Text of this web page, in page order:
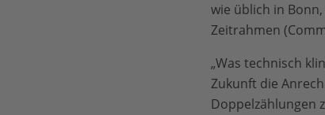
wie üblich in
Zeitrahmen
„Was technisch
Zukunft die
Doppelzählungen